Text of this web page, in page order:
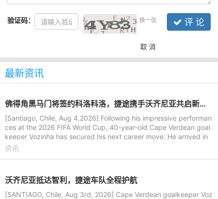
验证码： 换一张 评 论
取 消
最新资讯
佛得角黑马门将签约科洛科洛，捷途携手沃齐尼亚共启新旅程
[Santiago, Chile, Aug 4,2026] Following his impressive performan
ces at the 2026 FIFA World Cup, 40-year-old Cape Verdean goal
keeper Vozinha has secured his next career move. He arrived in
Santiago, Ch
资讯
沃齐尼亚抵达智利，捷途车队全程护航
[SANTIAGO, Chile, Aug 3rd, 2026] Cape Verdean goalkeeper Voz